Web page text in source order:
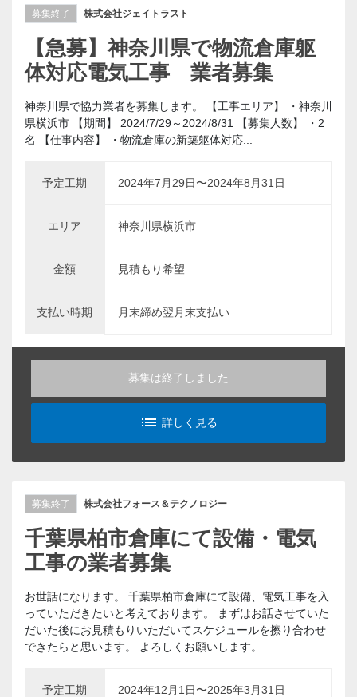
募集終了 株式会社ジェイトラスト
【急募】神奈川県で物流倉庫躯
体対応電気工事 業者募集
神奈川県で協力業者を募集します。 【工事エリア】 ・神奈川
県横浜市 【期間】 2024/7/29～2024/8/31 【募集人数】 ・2
名 【仕事内容】 ・物流倉庫の新築躯体対応...
予定工期 2024年7月29日〜2024年8月31日
エリア 神奈川県横浜市
金額 見積もり希望
支払い時期 月末締め翌月末支払い
募集は終了しました
list_alt
詳しく見る
募集終了 株式会社フォース＆テクノロジー
千葉県柏市倉庫にて設備・電気
工事の業者募集
お世話になります。 千葉県柏市倉庫にて設備、電気工事を入
っていただきたいと考えております。 まずはお話させていた
だいた後にお見積もりいただいてスケジュールを擦り合わせ
できたらと思います。 よろしくお願いします。
予定工期 2024年12月1日〜2025年3月31日